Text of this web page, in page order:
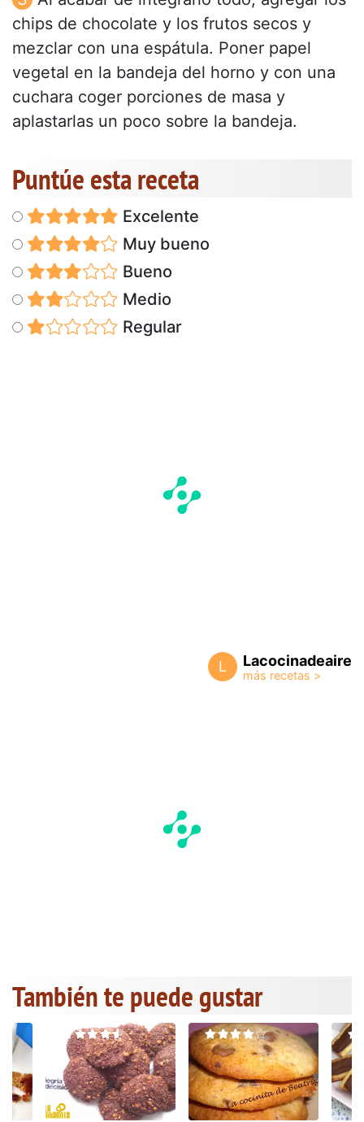
chips de chocolate y los frutos secos y
mezclar con una espátula. Poner papel
vegetal en la bandeja del horno y con una
cuchara coger porciones de masa y
aplastarlas un poco sobre la bandeja.
Puntúe esta receta
Excelente
Muy bueno
Bueno
Medio
Regular
L Lacocinadeaire
También te puede gustar